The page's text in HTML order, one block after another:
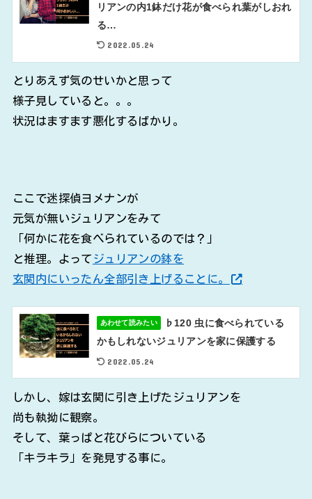
リアンの内1鉢だけ花が食べられ葉がしおれ
る…
2022.05.24
とりあえず気のせいかと思って
様子見していると。。。
状況はますます悪化するばかり。
ここで迷探偵ヨメナンが
元気が無いジュリアンをみて
「何かに花を食べられているのでは？」
と推理。よって ジュリアンの鉢を
玄関内にいったん全部引き上げることに。
あわせて読みたい
♭120 虫に食べられている
かもしれないジュリアンを家に保護する
2022.05.24
しかし、嫁は玄関に引き上げたジュリアンを
尚も執拗に観察。
そして、葉っぱと花びらについている
「キラキラ」を発見する事に。